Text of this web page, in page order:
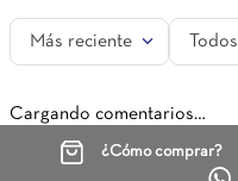
Más reciente Todos
Cargando comentarios…
¿Cómo comprar?